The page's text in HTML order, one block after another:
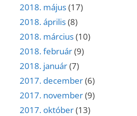
2018. május(17)
2018. április(8)
2018. március(10)
2018. február(9)
2018. január(7)
2017. december(6)
2017. november(9)
2017. október(13)